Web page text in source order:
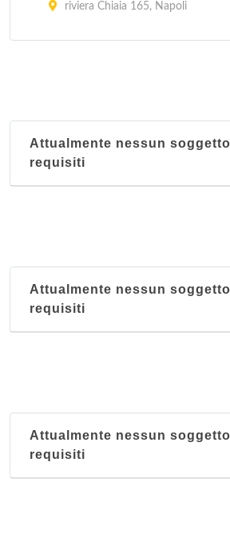
riviera Chiaia 165, Napoli
piazzale Vincenzo Tecchio 99,
Attualmente nessun
requisiti
Attualmente nessun
requisiti
Attualmente nessun
requisiti